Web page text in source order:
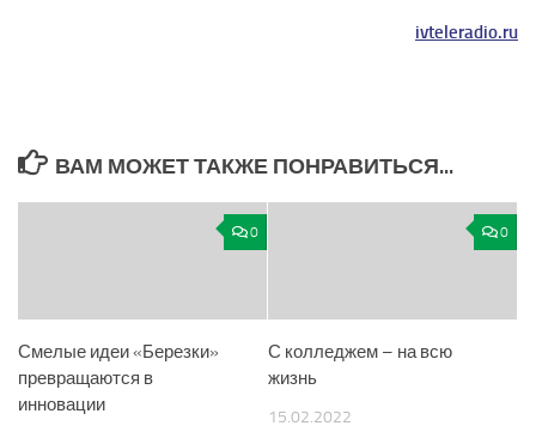
ivteleradio.ru
ВАМ МОЖЕТ ТАКЖЕ ПОНРАВИТЬСЯ...
0
Смелые идеи «Березки»
превращаются в
инновации
0
С колледжем – на всю
жизнь
15.02.2022